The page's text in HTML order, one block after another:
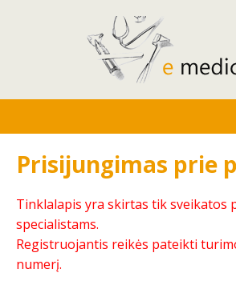
Prisijungimas prie
Tinklalapis yra skirtas tik sveikatos
specialistams.
Registruojantis reikės pateikti
numerį.